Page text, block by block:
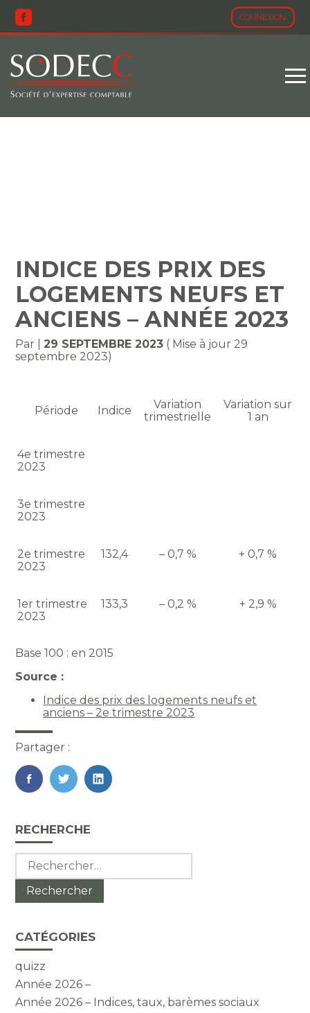
CONNEXION
Aller
au
INDICE DES PRIX DES
LOGEMENTS NEUFS ET
ANCIENS – ANNÉE 2023
Par |29 SEPTEMBRE 2023 ( Mise à jour 29
septembre 2023)
Période Indice
Variation
trimestrielle
Variation sur
1 an
4e trimestre
2023
3e trimestre
2023
2e trimestre
2023
132,4 – 0,7 % + 0,7 %
1er trimestre
2023
133,3 – 0,2 % + 2,9 %
Base 100 : en 2015
Source :
Indice des prix des logements neufs et
anciens – 2e trimestre 2023
Partager :
FaceBook
TwitterLinkedIn
Blog
sidebar
RECHERCHE
Rechercher :
CATÉGORIES
quizz
Année 2026 –
Année 2026 – Indices, taux, barèmes sociaux